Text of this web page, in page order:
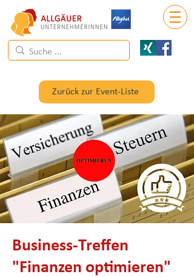
Zurück zur Event-Liste
Business-Treffen
"Finanzen optimieren"